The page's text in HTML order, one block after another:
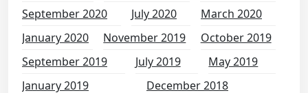
September 2020
July 2020
March 2020
January 2020
November 2019
October 2019
September 2019
July 2019
May 2019
January 2019
December 2018